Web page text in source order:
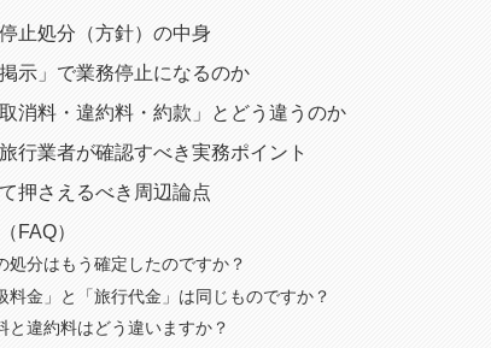
止処分（方針）の中身
示」で業務停止になるのか
消料・違約料・約款」とどう違うのか
行業者が確認すべき実務ポイント
押さえるべき周辺論点
FAQ）
処分はもう確定したのですか？
料金」と「旅行代金」は同じものですか？
と違約料はどう違いますか？